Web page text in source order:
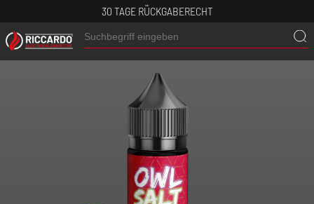
30 TAGE RÜCKGABERECHT